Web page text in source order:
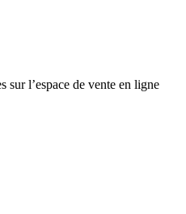
sur l’espace de vente en ligne